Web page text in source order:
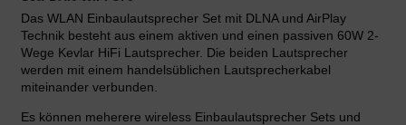
Das WLAN Einbaulautsprecher Set mit DLNA und AirPlay
Technik besteht aus einem aktiven und einen passiven 60W 2-
Wege Kevlar HiFi Lautsprecher. Die beiden Lautsprecher
werden mit einem handelsüblichen Lautsprecherkabel
miteinander verbunden.
Es können meherere wireless Einbaulautsprecher Sets und